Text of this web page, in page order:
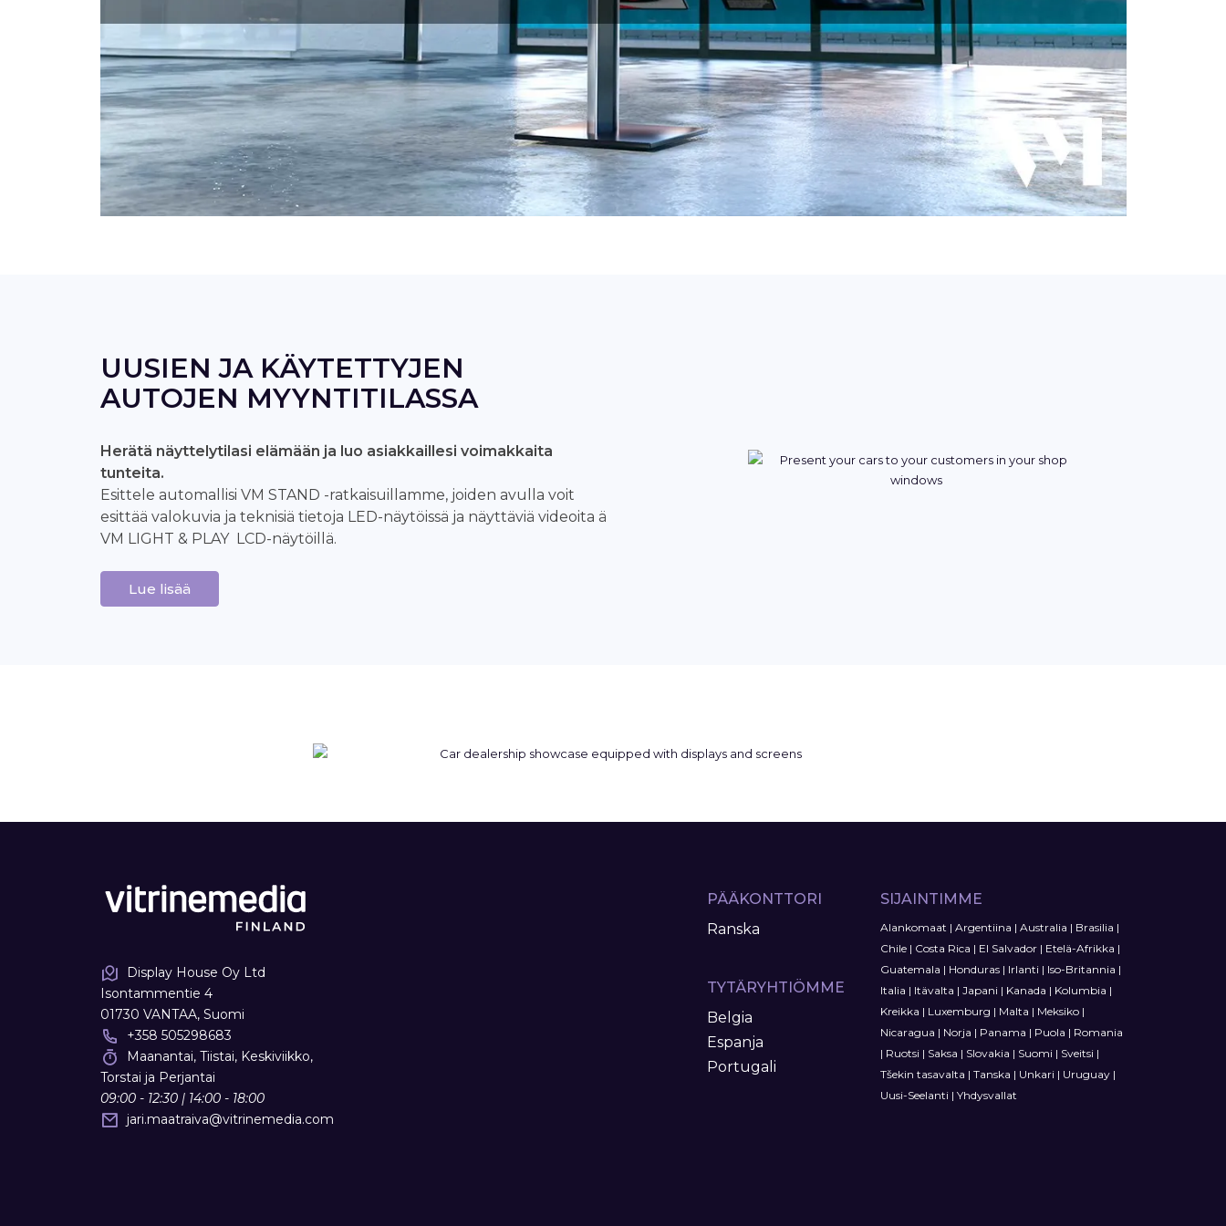
UUSIEN JA KÄYTETTYJEN
AUTOJEN MYYNTITILASSA
Herätä näyttelytilasi elämään ja luo asiakkaillesi voimakkaita
tunteita.
Esittele automallisi VM STAND -ratkaisuillamme, joiden avulla voit
esittää valokuvia ja teknisiä tietoja LED-näytöissä ja näyttäviä videoita ä
VM LIGHT & PLAY LCD-näytöillä.
Lue lisää
Display House Oy Ltd
Isontammentie 4
01730 VANTAA, Suomi
+358 505298683
Maanantai, Tiistai, Keskiviikko,
Torstai ja Perjantai
09:00 - 12:30 | 14:00 - 18:00
jari.maatraiva@vitrinemedia.com
PÄÄKONTTORI
Ranska
TYTÄRYHTIÖMME
Belgia
Espanja
Portugali
SIJAINTIMME
Alankomaat | Argentiina | Australia | Brasilia |
Chile| Costa Rica | El Salvador| Etelä-Afrikka |
Guatemala | Honduras| Irlanti | Iso-Britannia |
Italia | Itävalta | Japani | Kanada | Kolumbia |
Kreikka | Luxemburg | Malta | Meksiko|
Nicaragua | Norja | Panama | Puola | Romania
| Ruotsi | Saksa | Slovakia | Suomi | Sveitsi |
Tšekin tasavalta | Tanska | Unkari | Uruguay|
Uusi-Seelanti | Yhdysvallat